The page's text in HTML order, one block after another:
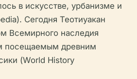
в искусстве, урбанизме и
Сегодня Теотиуакан
Всемирного наследия
древним
(World History